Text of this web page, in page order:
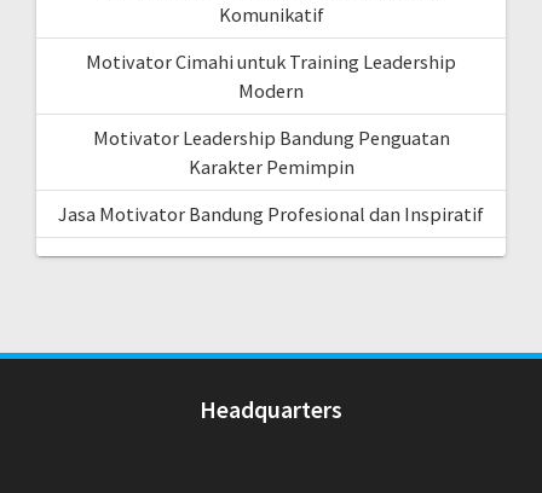
Komunikatif
Motivator Cimahi untuk Training Leadership
Modern
Motivator Leadership Bandung Penguatan
Karakter Pemimpin
Jasa Motivator Bandung Profesional dan Inspiratif
Headquarters